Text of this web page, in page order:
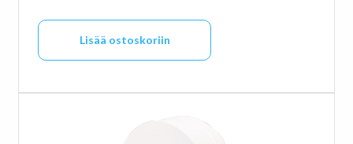
Lisää ostoskoriin